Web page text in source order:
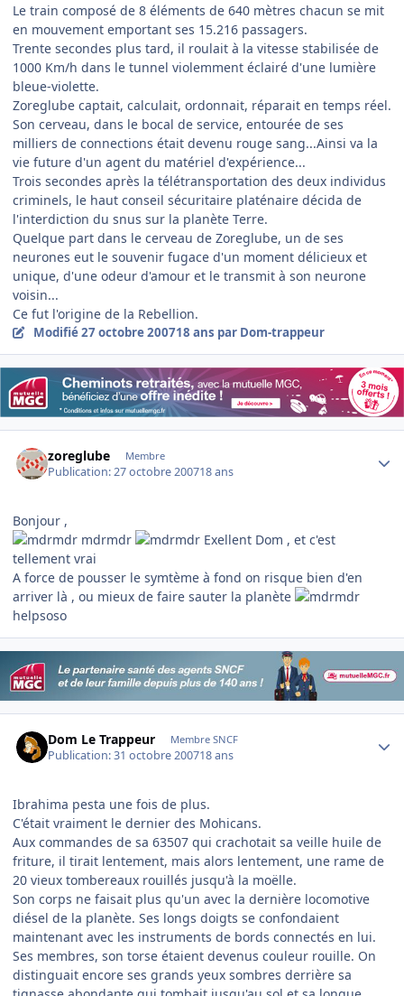
Le train composé de 8 éléments de 640 mètres chacun se mit
en mouvement emportant ses 15.216 passagers.
Trente secondes plus tard, il roulait à la vitesse stabilisée de
1000 Km/h dans le tunnel violemment éclairé d'une lumière
bleue-violette.
Zoreglube captait, calculait, ordonnait, réparait en temps réel.
Son cerveau, dans le bocal de service, entourée de ses
milliers de connections était devenu rouge sang...Ainsi va la
vie future d'un agent du matériel d'expérience...
Trois secondes après la télétransportation des deux individus
criminels, le haut conseil sécuritaire platénaire décida de
l'interdiction du snus sur la planète Terre.
Quelque part dans le cerveau de Zoreglube, un de ses
neurones eut le souvenir fugace d'un moment délicieux et
unique, d'une odeur d'amour et le transmit à son neurone
voisin...
Ce fut l'origine de la Rebellion.
Modifié27 octobre 200718 ans par Dom-trappeur
zoreglube Membre
Publication:27 octobre 200718 ans
Bonjour ,
mdrmdr
Exellent Dom , et c'est
tellement vrai
A force de pousser le symtème à fond on risque bien d'en
arriver là , ou mieux de faire sauter la planète
helpsoso
Dom Le Trappeur Membre SNCF
Publication:31 octobre 200718 ans
Ibrahima pesta une fois de plus.
C'était vraiment le dernier des Mohicans.
Aux commandes de sa 63507 qui crachotait sa veille huile de
friture, il tirait lentement, mais alors lentement, une rame de
20 vieux tombereaux rouillés jusqu'à la moëlle.
Son corps ne faisait plus qu'un avec la dernière locomotive
diésel de la planète. Ses longs doigts se confondaient
maintenant avec les instruments de bords connectés en lui.
Ses membres, son torse étaient devenus couleur rouille. On
distinguait encore ses grands yeux sombres derrière sa